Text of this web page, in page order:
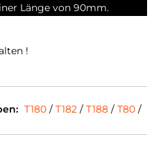
Länge von 90mm.
!
T180 / T182 / T188 / T80 /